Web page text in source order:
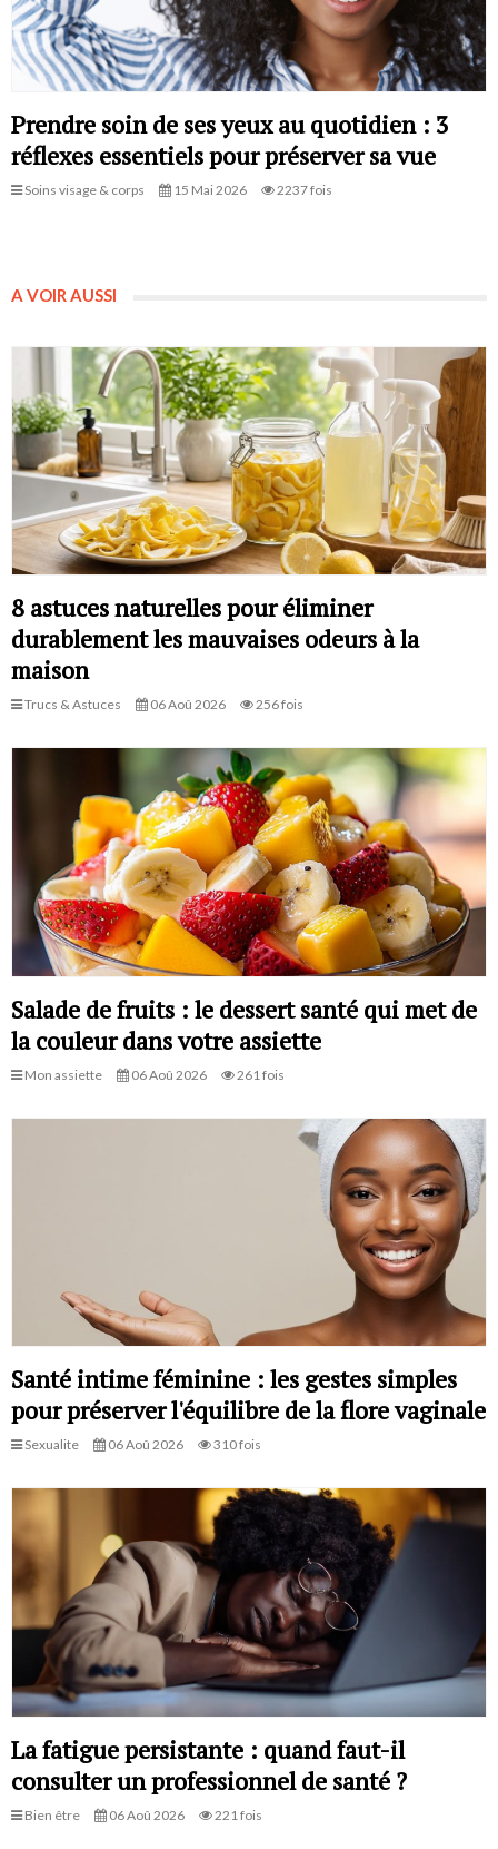
Prendre soin de ses yeux au quotidien : 3
réflexes essentiels pour préserver sa vue
Soins visage & corps 15 Mai 2026 2237 fois
A VOIR AUSSI
8 astuces naturelles pour éliminer
durablement les mauvaises odeurs à la
maison
Trucs & Astuces 06 Aoû 2026 256 fois
Salade de fruits : le dessert santé qui met de
la couleur dans votre assiette
Mon assiette 06 Aoû 2026 261 fois
Santé intime féminine : les gestes simples
pour préserver l'équilibre de la flore vaginale
Sexualite 06 Aoû 2026 310 fois
La fatigue persistante : quand faut-il
consulter un professionnel de santé ?
Bien être 06 Aoû 2026 221 fois